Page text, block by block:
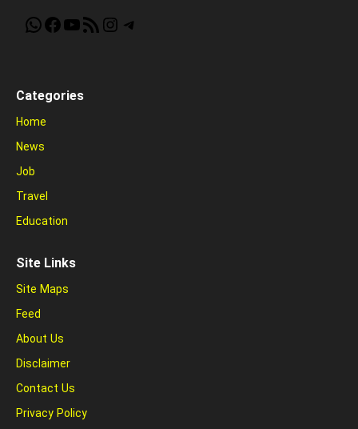
WhatsApp
Facebook
YouTube
RSS FeedInstagram
Telegram
Categories
Home
News
Job
Travel
Education
Site Links
Site Maps
Feed
About Us
Disclaimer
Contact Us
Privacy Policy